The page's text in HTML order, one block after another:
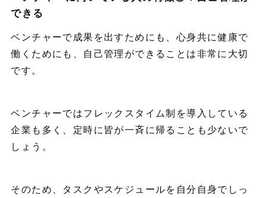
できる
ベンチャーで成果を出すためにも、心身共に健康で
働くためにも、自己管理ができることは非常に大切
です。
ベンチャーではフレックスタイム制を導入している
企業も多く、定時に皆が一斉に帰ることも少ないで
しょう。
そのため、タスクやスケジュールを自分自身でしっ